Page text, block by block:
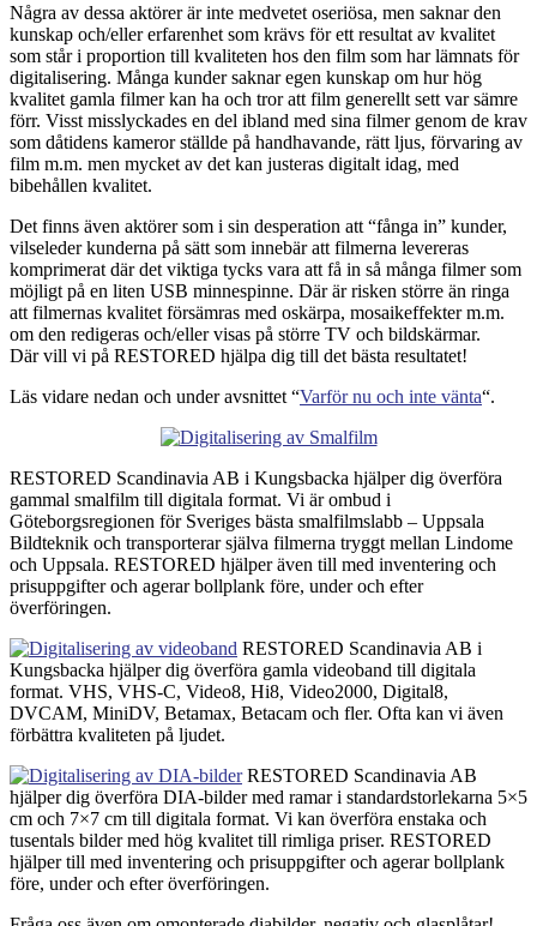
Några av dessa aktörer är inte medvetet oseriösa, men saknar den
kunskap och/eller erfarenhet som krävs för ett resultat av kvalitet
som står i proportion till kvaliteten hos den film som har lämnats för
digitalisering. Många kunder saknar egen kunskap om hur hög
kvalitet gamla filmer kan ha och tror att film generellt sett var sämre
förr. Visst misslyckades en del ibland med sina filmer genom de krav
som dåtidens kameror ställde på handhavande, rätt ljus, förvaring av
film m.m. men mycket av det kan justeras digitalt idag, med
bibehållen kvalitet.
Det finns även aktörer som i sin desperation att “fånga in” kunder,
vilseleder kunderna på sätt som innebär att filmerna levereras
komprimerat där det viktiga tycks vara att få in så många filmer som
möjligt på en liten USB minnespinne. Där är risken större än ringa
att filmernas kvalitet försämras med oskärpa, mosaikeffekter m.m.
om den redigeras och/eller visas på större TV och bildskärmar.
Där vill vi på RESTORED hjälpa dig till det bästa resultatet!
Läs vidare nedan och under avsnittet “Varför nu och inte vänta“.
RESTORED Scandinavia AB i Kungsbacka hjälper dig överföra
gammal smalfilm till digitala format. Vi är ombud i
Göteborgsregionen för Sveriges bästa smalfilmslabb – Uppsala
Bildteknik och transporterar själva filmerna tryggt mellan Lindome
och Uppsala. RESTORED hjälper även till med inventering och
prisuppgifter och agerar bollplank före, under och efter
överföringen.
RESTORED Scandinavia AB i
Kungsbacka hjälper dig överföra gamla videoband till digitala
format. VHS, VHS-C, Video8, Hi8, Video2000, Digital8,
DVCAM, MiniDV, Betamax, Betacam och fler. Ofta kan vi även
förbättra kvaliteten på ljudet.
RESTORED Scandinavia AB
hjälper dig överföra DIA-bilder med ramar i standardstorlekarna 5×5
cm och 7×7 cm till digitala format. Vi kan överföra enstaka och
tusentals bilder med hög kvalitet till rimliga priser. RESTORED
hjälper till med inventering och prisuppgifter och agerar bollplank
före, under och efter överföringen.